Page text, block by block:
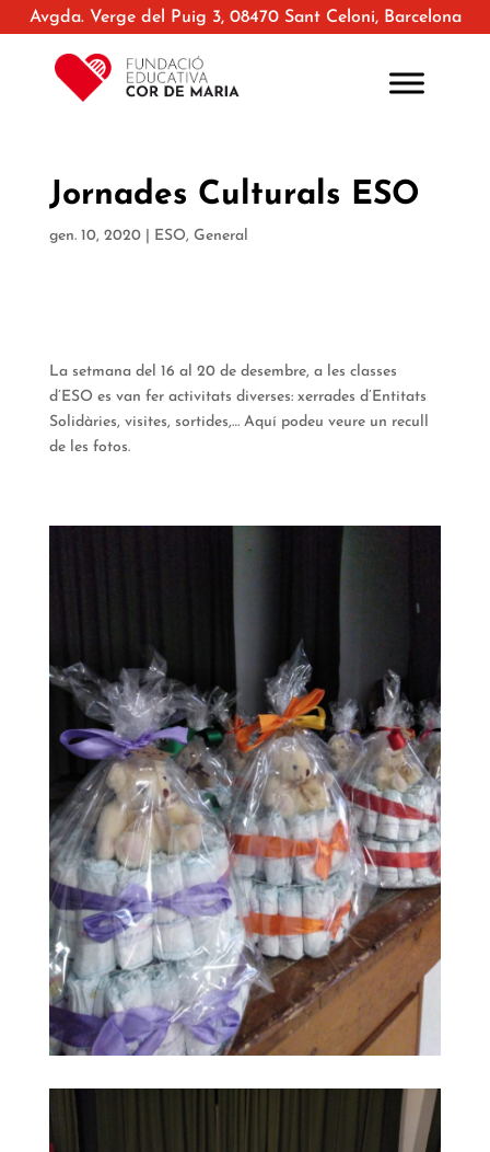
Avgda. Verge del Puig 3, 08470 Sant Celoni, Barcelona
Jornades Culturals ESO
gen. 10, 2020| ESO, General
La setmana del 16 al 20 de desembre, a les classes
d’ESO es van fer activitats diverses: xerrades d’Entitats
Solidàries, visites, sortides,… Aquí podeu veure un recull
de les fotos.